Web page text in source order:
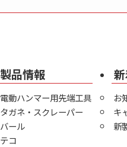
製品情報
電動ハンマー用先端工具
タガネ・スクレーパー
バール
テコ
お
キ
新